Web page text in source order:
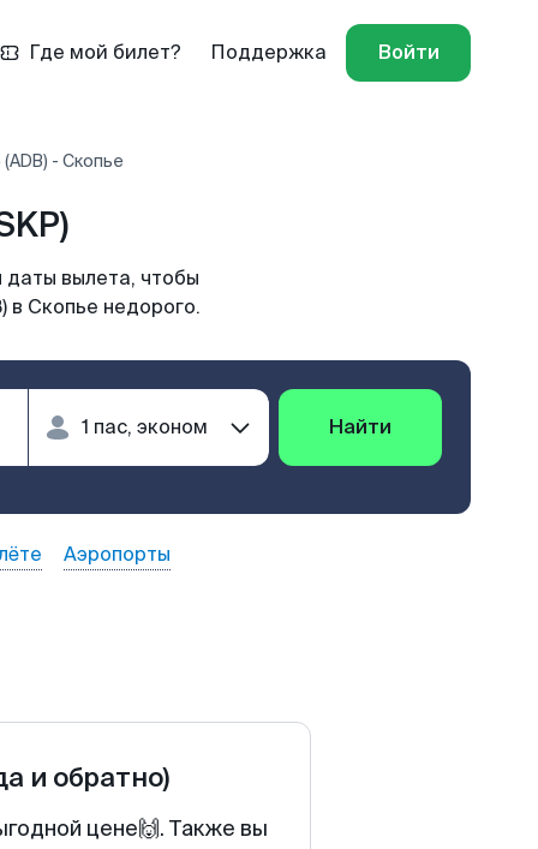
Где мой билет? Поддержка Войти
- Скопье
вылета, чтобы
в Скопье недорого.
Найти
Аэропорты
и обратно)
цене🙌. Также вы